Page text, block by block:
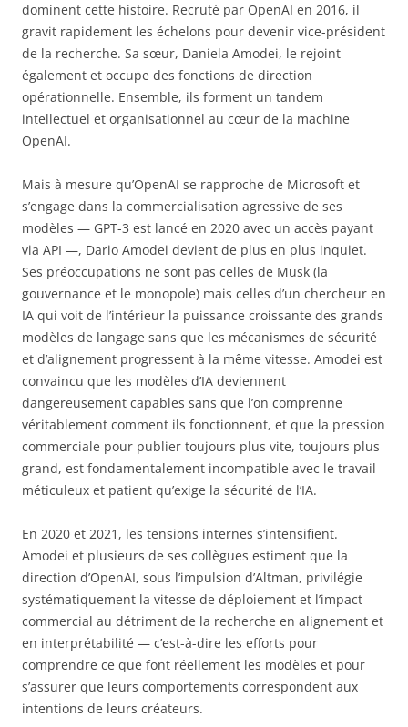
dominent cette histoire. Recruté par OpenAI en 2016, il
gravit rapidement les échelons pour devenir vice-président
de la recherche. Sa sœur, Daniela Amodei, le rejoint
également et occupe des fonctions de direction
opérationnelle. Ensemble, ils forment un tandem
intellectuel et organisationnel au cœur de la machine
OpenAI.
Mais à mesure qu’OpenAI se rapproche de Microsoft et
s’engage dans la commercialisation agressive de ses
modèles — GPT-3 est lancé en 2020 avec un accès payant
via API —, Dario Amodei devient de plus en plus inquiet.
Ses préoccupations ne sont pas celles de Musk (la
gouvernance et le monopole) mais celles d’un chercheur en
IA qui voit de l’intérieur la puissance croissante des grands
modèles de langage sans que les mécanismes de sécurité
et d’alignement progressent à la même vitesse. Amodei est
convaincu que les modèles d’IA deviennent
dangereusement capables sans que l’on comprenne
véritablement comment ils fonctionnent, et que la pression
commerciale pour publier toujours plus vite, toujours plus
grand, est fondamentalement incompatible avec le travail
méticuleux et patient qu’exige la sécurité de l’IA.
En 2020 et 2021, les tensions internes s’intensifient.
Amodei et plusieurs de ses collègues estiment que la
direction d’OpenAI, sous l’impulsion d’Altman, privilégie
systématiquement la vitesse de déploiement et l’impact
commercial au détriment de la recherche en alignement et
en interprétabilité — c’est-à-dire les efforts pour
comprendre ce que font réellement les modèles et pour
s’assurer que leurs comportements correspondent aux
intentions de leurs créateurs.